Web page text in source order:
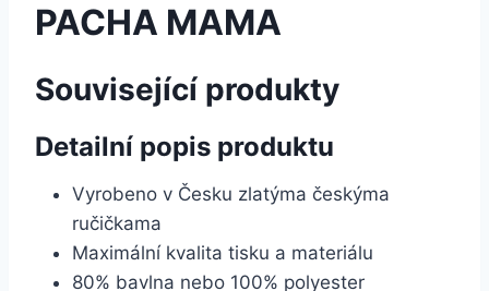
PACHA MAMA
Související produkty
Detailní popis produktu
Vyrobeno v Česku zlatýma českýma
ručičkama
Maximální kvalita tisku a materiálu
80% bavlna nebo 100% polyester